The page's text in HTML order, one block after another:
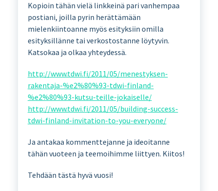
Kopioin tähän vielä linkkeinä pari vanhempaa
postiani, joilla pyrin herättämään
mielenkiintoanne myös esityksiin omilla
esityksillänne tai verkostostanne löytyvin.
Katsokaa ja olkaa yhteydessä.
http://www.tdwi.fi/2011/05/menestyksen-
rakentaja-%e2%80%93-tdwi-finland-
%e2%80%93-kutsu-teille-jokaiselle/
http://www.tdwi.fi/2011/05/building-success-
tdwi-finland-invitation-to-you-everyone/
Ja antakaa kommenttejanne ja ideoitanne
tähän vuoteen ja teemoihimme liittyen. Kiitos!
Tehdään tästä hyvä vuosi!